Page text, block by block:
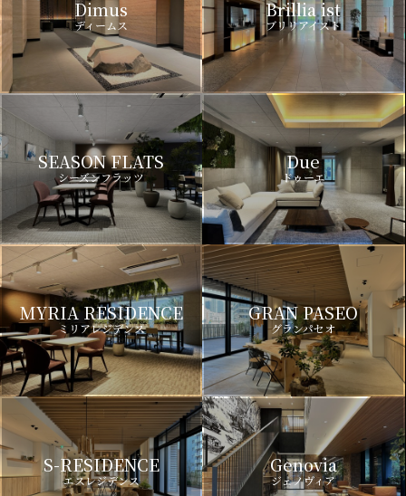
Dimus
ディームス
Brillia ist
ブリリアイスト
SEASON FLATS
シーズンフラッツ
Due
ドゥーエ
MYRIA RESIDENCE
ミリアレジデンス
GRAN PASEO
グランパセオ
S-RESIDENCE
エスレジデンス
Genovia
ジェノヴィア